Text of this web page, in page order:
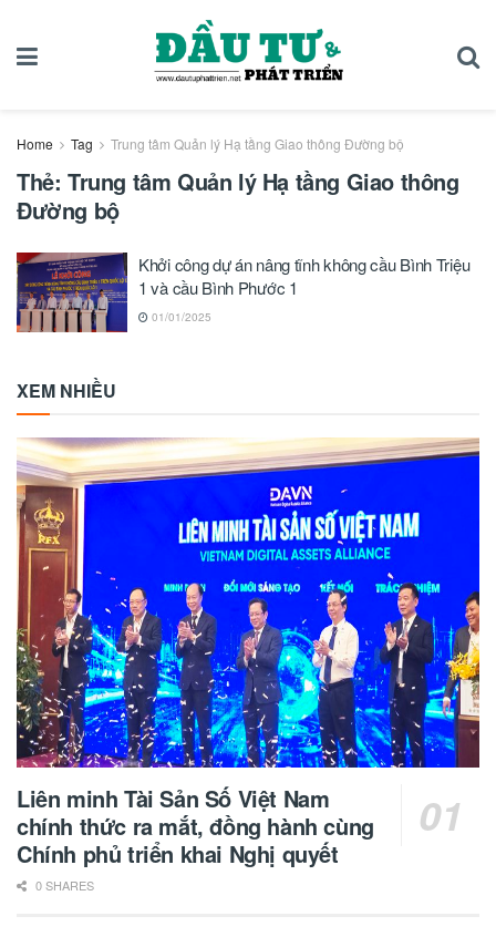
Home Tag Trung tâm Quản lý Hạ tầng Giao thông Đường bộ
Thẻ: Trung tâm Quản lý Hạ tầng Giao thông
Đường bộ
Khởi công dự án nâng tĩnh không cầu Bình Triệu
1 và cầu Bình Phước 1
01/01/2025
XEM NHIỀU
Liên minh Tài Sản Số Việt Nam
chính thức ra mắt, đồng hành cùng
Chính phủ triển khai Nghị quyết
0 SHARES